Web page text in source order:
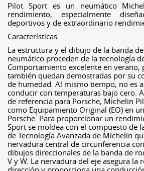
Pilot Sport es un neumático
rendimiento, especialmente
deportivos y de extraordinario
Características:
La estructura y el dibujo de la banda
neumático proceden de la tecnología
Comportamiento excelente en verano,
también quedan demostradas por su
de humedad. Al mismo tiempo, no es
conducir con temperaturas bajo cero.
de referencia para Porsche, Michelin
como Equipamiento Original (EO) en
Porsche. Para proporcionar un
Sport se moldea con el compuesto de
de Tecnología Avanzada de Michelin
nervadura central de circunferencia
dibujos direccionales de la banda de
V y W. La nervadura del eje asegura la